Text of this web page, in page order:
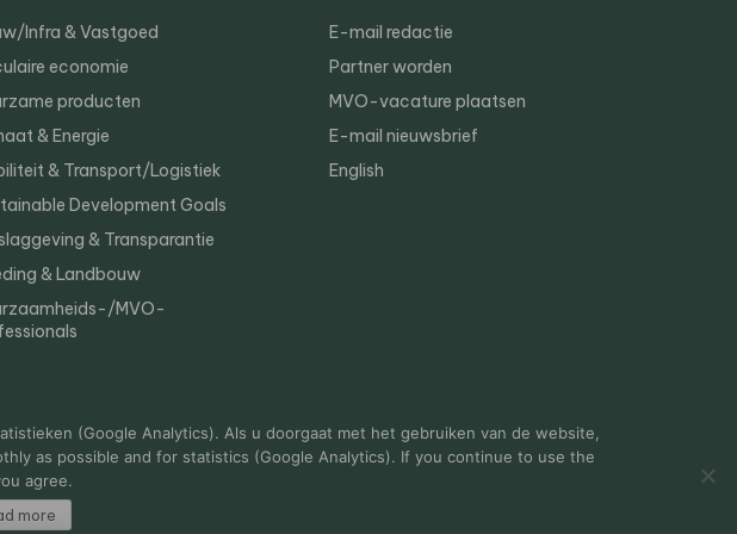
Infra & Vastgoed
economie
producten
& Energie
& Transport/Logistiek
Development Goals
& Transparantie
& Landbouw
MVO-
E-mail redactie
Partner worden
MVO-vacature plaatsen
E-mail nieuwsbrief
English
(Google Analytics). Als u doorgaat met het gebruiken van de website,
as possible and for statistics (Google Analytics). If you continue to use the
agree.
more